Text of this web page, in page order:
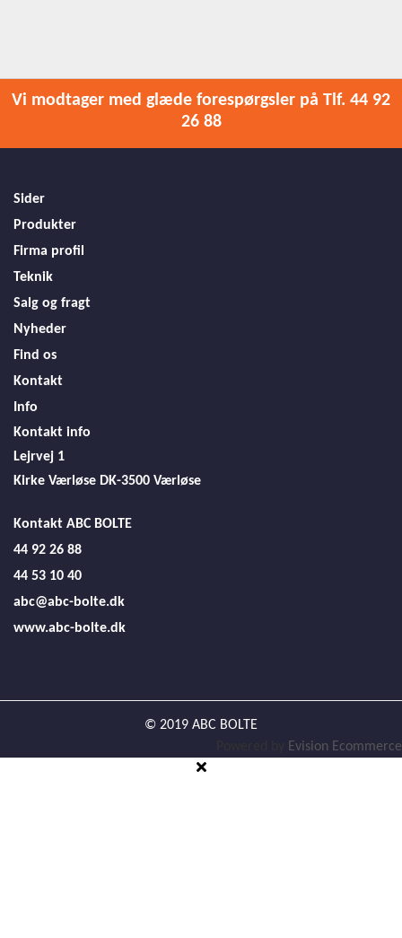
Vi modtager med glæde forespørgsler på Tlf. 44 92
26 88
Sider
Produkter
Firma profil
Teknik
Salg og fragt
Nyheder
Find os
Kontakt
Info
Kontakt info
Lejrvej 1
Kirke Værløse DK-3500 Værløse
Kontakt ABC BOLTE
44 92 26 88
44 53 10 40
abc@abc-bolte.dk
www.abc-bolte.dk
© 2019 ABC BOLTE
Evision Ecommerce